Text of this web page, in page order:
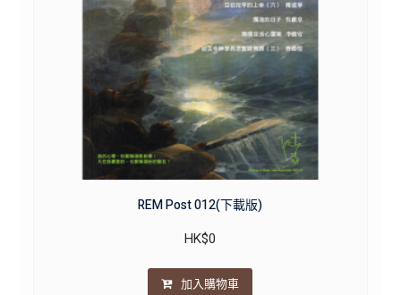
REM Post 012(下載版)
HK$0
加入購物車